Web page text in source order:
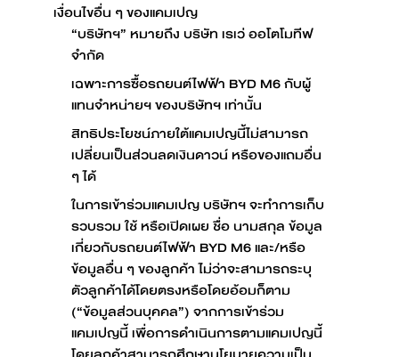
เงื่อนไขอื่น ๆ ของแคมเปญ
“บริษัทฯ” หมายถึง บริษัท เรเว่ ออโตโมทีฟ
จำกัด
เฉพาะการซื้อรถยนต์ไฟฟ้า BYD M6 กับผู้
แทนจำหน่ายฯ ของบริษัทฯ เท่านั้น
สิทธิประโยชน์ภายใต้แคมเปญนี้ไม่สามารถ
เปลี่ยนเป็นส่วนลดเงินดาวน์ หรือของแถมอื่น
ๆ ได้
ในการเข้าร่วมแคมเปญ บริษัทฯ จะทำการเก็บ
รวบรวม ใช้ หรือเปิดเผย ชื่อ นามสกุล ข้อมูล
เกี่ยวกับรถยนต์ไฟฟ้า BYD M6 และ/หรือ
ข้อมูลอื่น ๆ ของลูกค้า ไม่ว่าจะสามารถระบุ
ตัวลูกค้าได้โดยตรงหรือโดยอ้อมก็ตาม
(“ข้อมูลส่วนบุคคล”) จากการเข้าร่วม
แคมเปญนี้ เพื่อการดำเนินการตามแคมเปญนี้